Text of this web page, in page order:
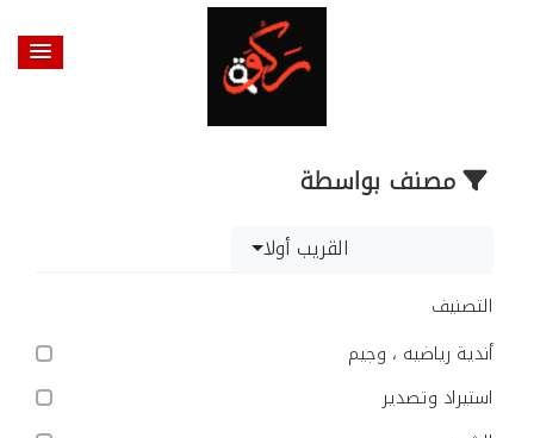
مصنف بواسطة
القريب أولا
التصنيف
أندية رياضيه ، وجيم
استيراد وتصدير